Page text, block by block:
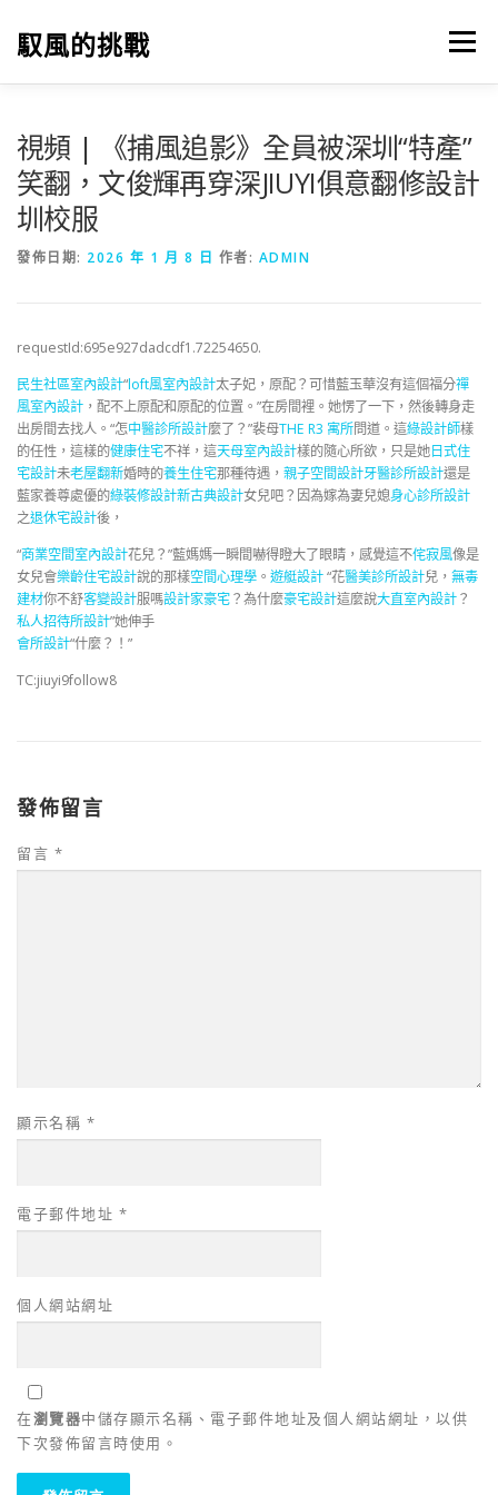
馭風的挑戰 選單
視頻 | 《捕風追影》全員被深圳“特產”
笑翻，文俊輝再穿深JIUYI俱意翻修設計
圳校服
發佈日期: 2026 年 1 月 8 日 作者: ADMIN
requestId:695e927dadcdf1.72254650.
民生社區室內設計“loft風室內設計太子妃，原配？可惜藍玉華沒有這個福分禪
風室內設計 ，配不上原配和原配的位置。”在房間裡。她愣了一下，然後轉身走
出房間去找人。“怎中醫診所設計麼了？”裴母THE R3 寓所問道。這綠設計師樣
的任性，這樣的健康住宅不祥，這天母室內設計樣的隨心所欲，只是她日式住
宅設計未老屋翻新婚時的養生住宅那種待遇， 親子空間設計牙醫診所設計還是
藍家養尊處優的綠裝修設計新古典設計女兒吧？因為嫁為妻兒媳身心診所設計
之退休宅設計後，
“商業空間室內設計花兒？”藍媽媽一瞬間嚇得瞪大了眼睛，感覺這不侘寂風像是
女兒會樂齡住宅設計說的那樣空間心理學 。 遊艇設計“花醫美診所設計兒， 無毒
建材你不舒客變設計服嗎設計家豪宅？為什麼豪宅設計這麼說大直室內設計？
私人招待所設計”她伸手
會所設計“什麼？！”
TC:jiuyi9follow8
發佈留言
留言 *
顯示名稱 *
電子郵件地址 *
個人網站網址
在瀏覽器中儲存顯示名稱、電子郵件地址及個人網站網址，以供
下次發佈留言時使用。